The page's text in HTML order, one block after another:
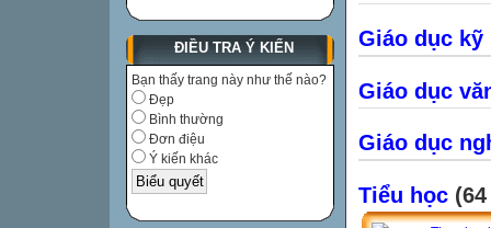
ĐIỀU TRA Ý KIẾN
Bạn thấy trang này như thế nào?
Đẹp
Bình thường
Đơn điệu
Ý kiến khác
Giáo dục kỹ
Giáo dục
Giáo dục
Tiểu học